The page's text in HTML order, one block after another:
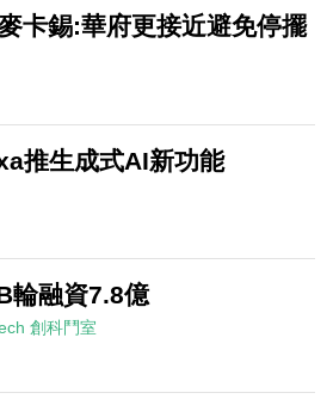
卡錫:華府更接近避免停擺
推生成式AI新功能
輪融資7.8億
創科鬥室